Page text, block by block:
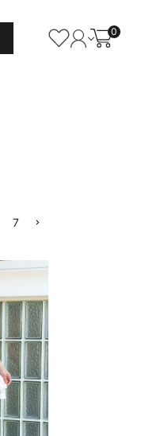
0
7